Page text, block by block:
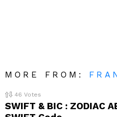
MORE FROM:
46 Votes
SWIFT & BIC : ZODIAC